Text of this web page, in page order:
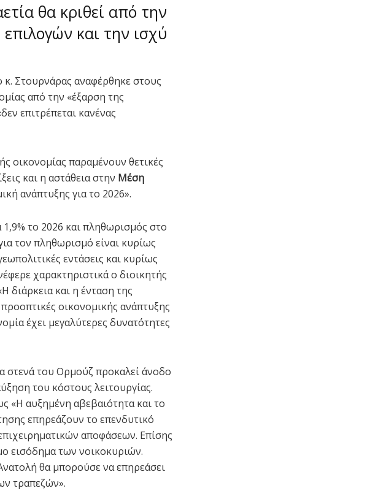
θα κριθεί από την
και την ισχύ
κ. Στουρνάρας αναφέρθηκε στους
από την «έξαρση της
επιτρέπεται κανένας
οικονομίας παραμένουν θετικές
και η αστάθεια στην Μέση
ανάπτυξης για το 2026».
το 2026 και πληθωρισμός στο
τον πληθωρισμό είναι κυρίως
εντάσεις και κυρίως
χαρακτηριστικά ο διοικητής
διάρκεια και η ένταση της
οικονομικής ανάπτυξης
έχει μεγαλύτερες δυνατότητες
στενά του Ορμούζ προκαλεί άνοδο
του κόστους λειτουργίας.
«Η αυξημένη αβεβαιότητα και το
επηρεάζουν το επενδυτικό
αποφάσεων. Επίσης
εισόδημα των νοικοκυριών.
θα μπορούσε να επηρεάσει
τραπεζών».